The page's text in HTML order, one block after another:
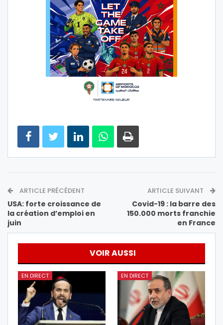
ARTICLE PRÉCÉDENT
USA: forte croissance de
la création d’emploi en
juin
ARTICLE SUIVANT
Covid-19 : la barre des
150.000 morts franchie
en France
VOIR AUSSI
EN DIRECT EN DIRECT